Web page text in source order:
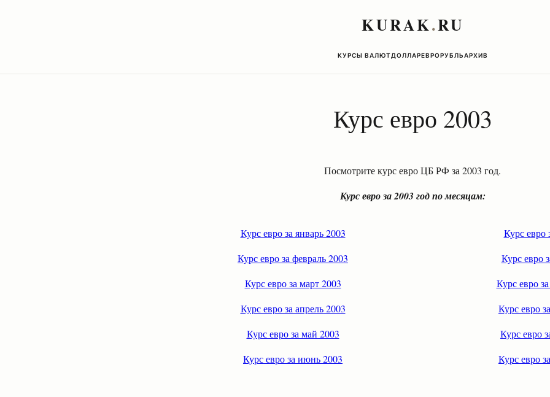
KURAK.RU
КУРСЫ ВАЛЮТДОЛЛАРЕВРОРУБЛЬАРХИВ
Курс евро 2003
Посмотрите курс евро ЦБ РФ за 2003 год.
Курс евро за 2003 год по месяцам:
Курс евро за январь 2003
Курс евро за февраль 2003
Курс евро за март 2003
Курс евро за апрель 2003
Курс евро за май 2003
Курс евро за июнь 2003
Курс евро
Курс евро
Курс евро
Курс евро
Курс евро
Курс евро